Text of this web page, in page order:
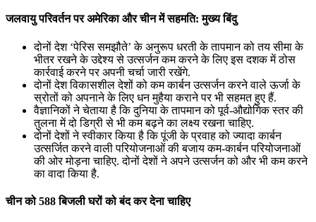
📝 डेली करेंट अफेयर्स: 16-18 जुलाई 2026
जलवायु परिवर्तन पर अमेरिका और चीन में सहमति: मुख्य बिंदु
दोनों देश ‘पेरिस समझौते’ के अनुरूप धरती के तापमान को तय सीमा के
भीतर रखने के उद्देश्य से उत्सर्जन कम करने के लिए इस दशक में ठोस
कार्रवाई करने पर अपनी चर्चा जारी रखेंगे.
दोनों देश विकासशील देशों को कम कार्बन उत्सर्जन करने वाले ऊर्जा के
स्रोतों को अपनाने के लिए धन मुहैया कराने पर भी सहमत हुए हैं.
वैज्ञानिकों ने चेताया है कि दुनिया के तापमान को पूर्व-औद्योगिक स्तर की
तुलना में दो डिग्री से भी कम बढ़ने का लक्ष्य रखना चाहिए.
दोनों देशों ने स्वीकार किया है कि पूंजी के प्रवाह को ज्यादा कार्बन
उत्सर्जित करने वाली परियोजनाओं की बजाय कम-कार्बन परियोजनाओं
की ओर मोड़ना चाहिए. दोनों देशों ने अपने उत्सर्जन को और भी कम करने
का वादा किया है.
चीन को 588 बिजली घरों को बंद कर देना चाहिए